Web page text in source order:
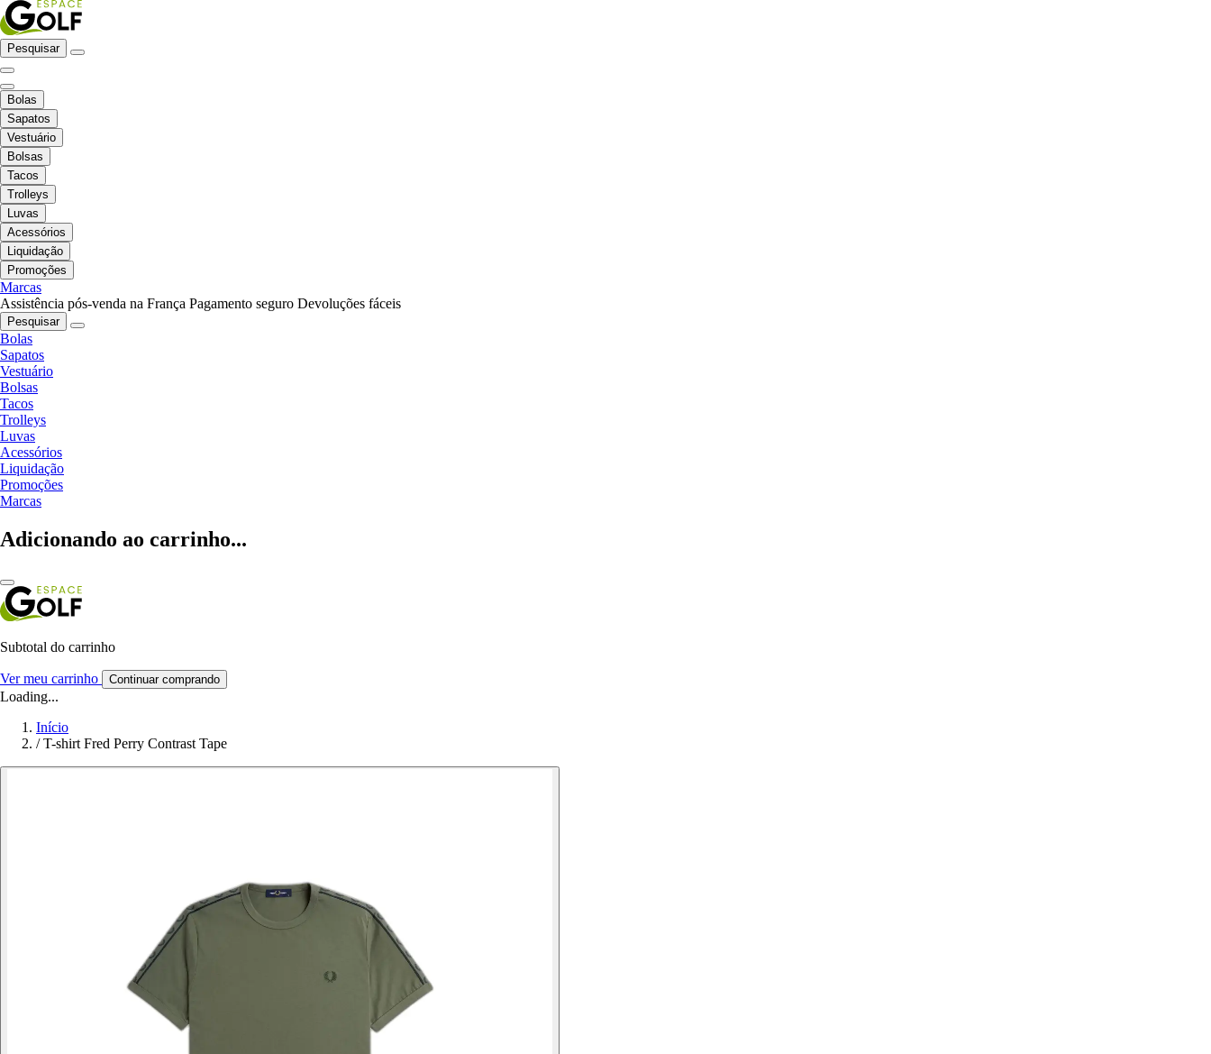
Pesquisar
Bolas
Sapatos
Vestuário
Bolsas
Tacos
Trolleys
Luvas
Acessórios
Liquidação
Promoções
Marcas
Assistência pós-venda na França Pagamento seguro Devoluções fáceis
Pesquisar
Bolas
Sapatos
Vestuário
Bolsas
Tacos
Trolleys
Luvas
Acessórios
Liquidação
Promoções
Marcas
Adicionando ao carrinho...
Subtotal do carrinho
Ver meu carrinho Continuar comprando
Loading...
Início
/ T-shirt Fred Perry Contrast Tape